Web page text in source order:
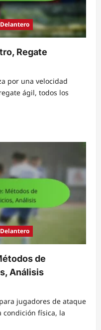
Regate
por una velocidad
ágil, todos los
de
Análisis
jugadores de ataque
condición física, la